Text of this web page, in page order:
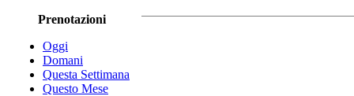
Prenotazioni
Oggi
Domani
Questa Settimana
Questo Mese